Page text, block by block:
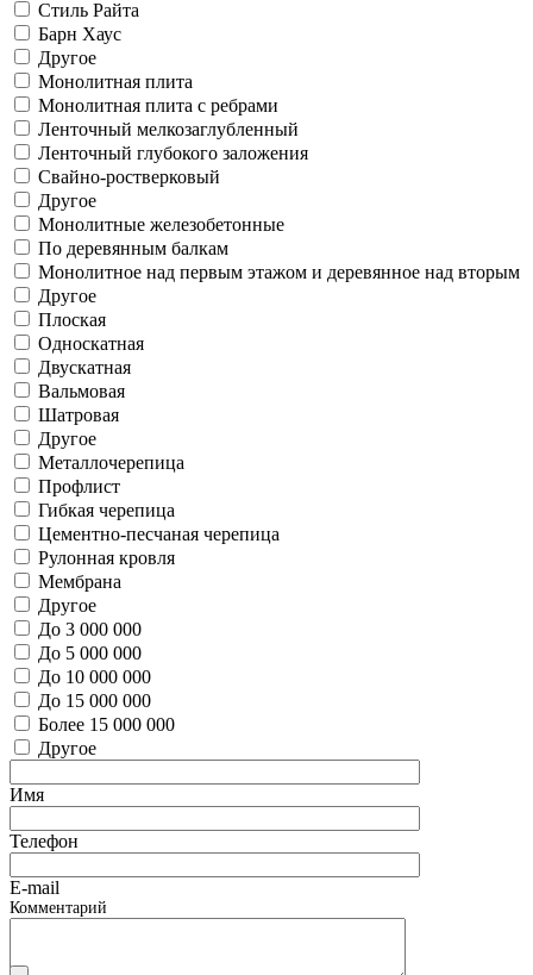
Стиль Райта
Барн Хаус
Другое
Монолитная плита
Монолитная плита с ребрами
Ленточный мелкозаглубленный
Ленточный глубокого заложения
Свайно-ростверковый
Другое
Монолитные железобетонные
По деревянным балкам
Монолитное над первым этажом и деревянное над вторым
Другое
Плоская
Односкатная
Двускатная
Вальмовая
Шатровая
Другое
Металлочерепица
Профлист
Гибкая черепица
Цементно-песчаная черепица
Рулонная кровля
Мембрана
Другое
До 3 000 000
До 5 000 000
До 10 000 000
До 15 000 000
Более 15 000 000
Другое
Имя
Телефон
E-mail
Комментарий